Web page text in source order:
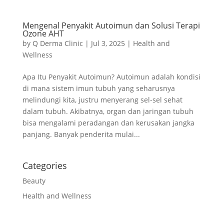
Mengenal Penyakit Autoimun dan Solusi Terapi
Ozone AHT
by Q Derma Clinic | Jul 3, 2025 | Health and
Wellness
Apa Itu Penyakit Autoimun? Autoimun adalah kondisi
di mana sistem imun tubuh yang seharusnya
melindungi kita, justru menyerang sel-sel sehat
dalam tubuh. Akibatnya, organ dan jaringan tubuh
bisa mengalami peradangan dan kerusakan jangka
panjang. Banyak penderita mulai...
Categories
Beauty
Health and Wellness